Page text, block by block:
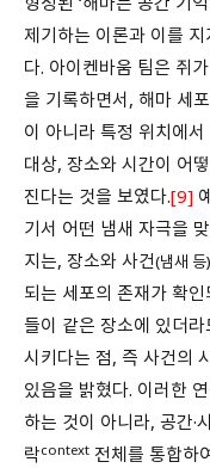
제기하는 이론과 이를
다. 아이켄바움 팀은 쥐
을 기록하면서, 해마 세
이 아니라 특정 위치에
대상, 장소와 시간이 어
진다는 것을 보였다.[9]
기서 어떤 냄새 자극을
지는, 장소와 사건(냄새 등)
되는 세포의 존재가 확
들이 같은 장소에 있더
시키다는 점, 즉 사건의
있음을 밝혔다. 이러한
하는 것이 아니라, 공간·
락context 전체를 통합하